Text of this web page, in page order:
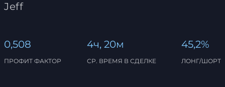
Jeff
0,508
ПРОФИТ ФАКТОР
4ч, 20м
СР. ВРЕМЯ В СДЕЛКЕ
45,2%
ЛОНГ/ШОРТ